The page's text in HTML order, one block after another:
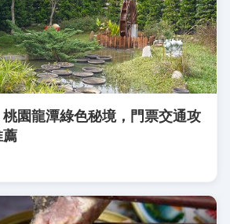
園龍潭綠色秘境，門票交通攻